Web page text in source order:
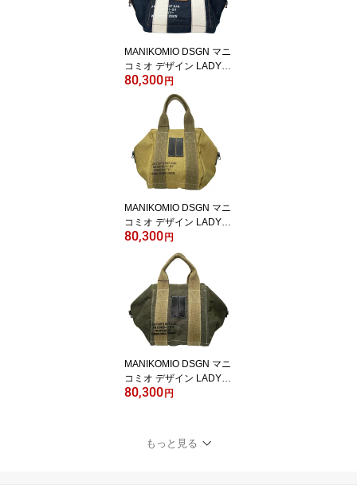
MANIKOMIO DSGN マニ
コミオ デザイン LADY24
DENIM レディ24 キュー
ブ型 2WAYバッグ インデ
ィゴブルー / イタリア ユ
ニセックス
80,300 円
MANIKOMIO DSGN マニ
コミオ デザイン LADY24
NEW TENT CAMP SAN
D レディ24 キューブ型 2
WAYバッグ / イタリア ユ
ニセックス
80,300 円
MANIKOMIO DSGN マニ
コミオ デザイン LADY24
NEW TENT CAMP MILIT
ア ユニセックス
80,300 円
もっと見る